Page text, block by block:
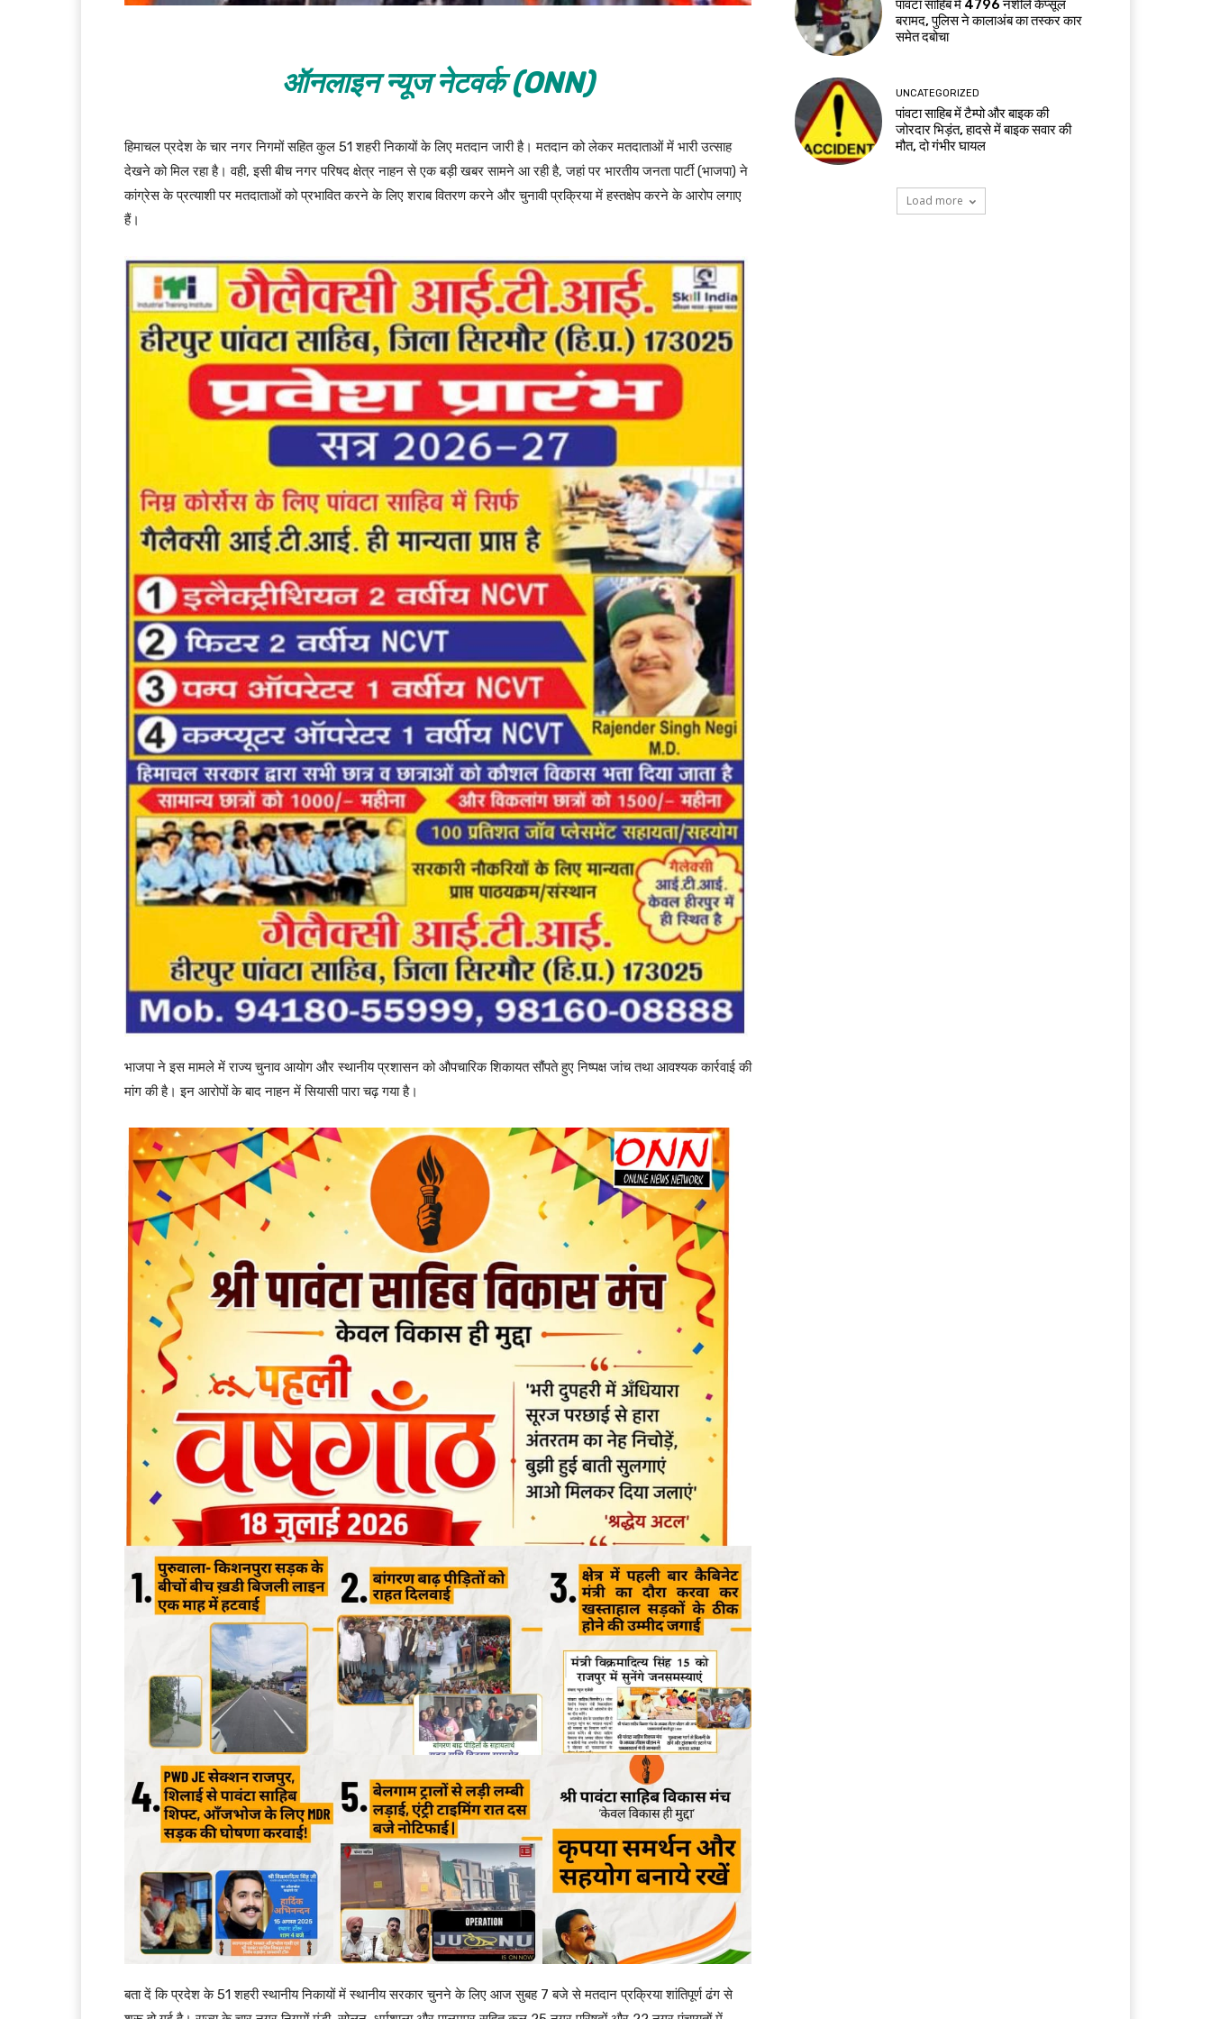
ऑनलाइन न्यूज नेटवर्क (ONN)
हिमाचल प्रदेश के चार नगर निगमों सहित कुल 51 शहरी निकायों के लिए मतदान जारी है। मतदान को लेकर मतदाताओं में भारी उत्साह
देखने को मिल रहा है। वही, इसी बीच नगर परिषद क्षेत्र नाहन से एक बड़ी खबर सामने आ रही है, जहां पर भारतीय जनता पार्टी (भाजपा) ने
कांग्रेस के प्रत्याशी पर मतदाताओं को प्रभावित करने के लिए शराब वितरण करने और चुनावी प्रक्रिया में हस्तक्षेप करने के आरोप लगाए
हैं।
भाजपा ने इस मामले में राज्य चुनाव आयोग और स्थानीय प्रशासन को औपचारिक शिकायत सौंपते हुए निष्पक्ष जांच तथा आवश्यक कार्रवाई की
मांग की है। इन आरोपों के बाद नाहन में सियासी पारा चढ़ गया है।
बता दें कि प्रदेश के 51 शहरी स्थानीय निकायों में स्थानीय सरकार चुनने के लिए आज सुबह 7 बजे से मतदान प्रक्रिया शांतिपूर्ण ढंग से
पांवटा साहिब में 4796 नशीले कैप्सूल
बरामद, पुलिस ने कालाअंब का तस्कर कार
समेत दबोचा
UNCATEGORIZED
पांवटा साहिब में टैम्पो और बाइक की
जोरदार भिड़ंत, हादसे में बाइक सवार की
मौत, दो गंभीर घायल
Load more